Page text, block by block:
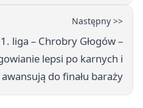
Następny >>
liga – Chrobry Głogów –
lepsi po karnych i
awansują do finału baraży